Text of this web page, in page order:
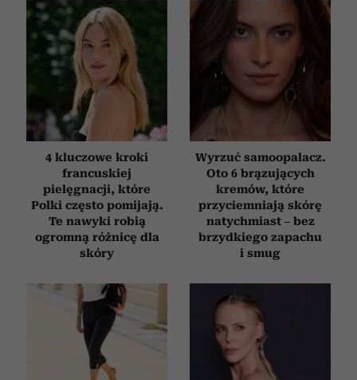
4 kluczowe kroki
francuskiej
pielęgnacji, które
Polki często pomijają.
Te nawyki robią
ogromną różnicę dla
skóry
Wyrzuć samoopalacz.
Oto 6 brązujących
kremów, które
przyciemniają skórę
natychmiast – bez
brzydkiego zapachu
i smug